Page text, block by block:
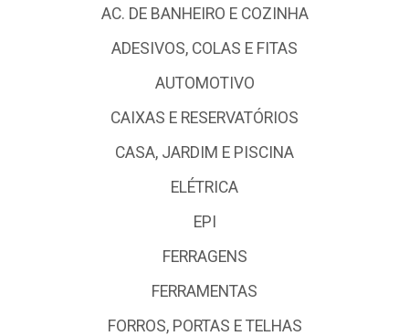
AC. DE BANHEIRO E COZINHA
ADESIVOS, COLAS E FITAS
AUTOMOTIVO
CAIXAS E RESERVATÓRIOS
CASA, JARDIM E PISCINA
ELÉTRICA
EPI
FERRAGENS
FERRAMENTAS
FORROS, PORTAS E TELHAS